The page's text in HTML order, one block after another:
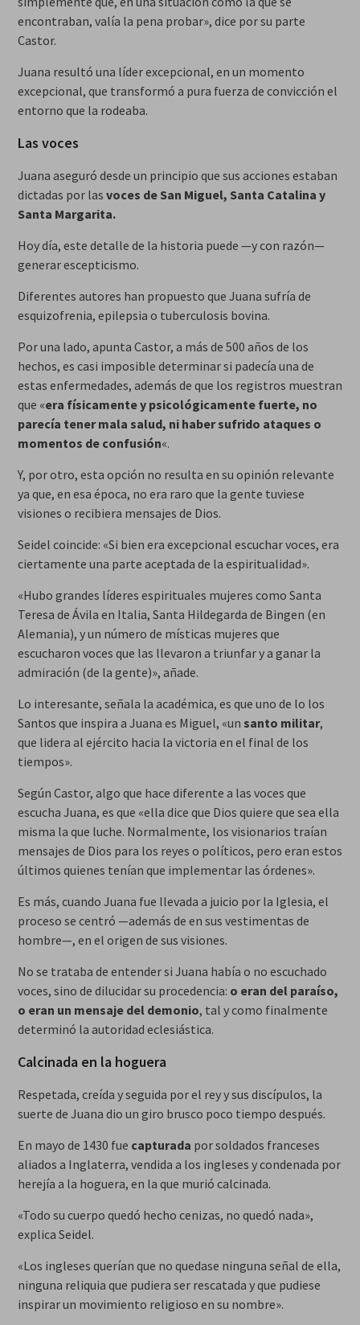
encontraban, valía la pena probar», dice por su parte
Castor.
Juana resultó una líder excepcional, en un momento
excepcional, que transformó a pura fuerza de convicción el
entorno que la rodeaba.
Las voces
Juana aseguró desde un principio que sus acciones estaban
dictadas por las voces de San Miguel, Santa Catalina y
Santa Margarita.
Hoy día, este detalle de la historia puede —y con razón—
generar escepticismo.
Diferentes autores han propuesto que Juana sufría de
esquizofrenia, epilepsia o tuberculosis bovina.
Por una lado, apunta Castor, a más de 500 años de los
hechos, es casi imposible determinar si padecía una de
estas enfermedades, además de que los registros muestran
que «era físicamente y psicológicamente fuerte, no
parecía tener mala salud, ni haber sufrido ataques o
momentos de confusión«.
Y, por otro, esta opción no resulta en su opinión relevante
ya que, en esa época, no era raro que la gente tuviese
visiones o recibiera mensajes de Dios.
Seidel coincide: «Si bien era excepcional escuchar voces, era
ciertamente una parte aceptada de la espiritualidad».
«Hubo grandes líderes espirituales mujeres como Santa
Teresa de Ávila en Italia, Santa Hildegarda de Bingen (en
Alemania), y un número de místicas mujeres que
escucharon voces que las llevaron a triunfar y a ganar la
admiración (de la gente)», añade.
Lo interesante, señala la académica, es que uno de lo los
Santos que inspira a Juana es Miguel, «un santo militar,
que lidera al ejército hacia la victoria en el final de los
tiempos».
Según Castor, algo que hace diferente a las voces que
escucha Juana, es que «ella dice que Dios quiere que sea ella
misma la que luche. Normalmente, los visionarios traían
mensajes de Dios para los reyes o políticos, pero eran estos
últimos quienes tenían que implementar las órdenes».
Es más, cuando Juana fue llevada a juicio por la Iglesia, el
proceso se centró —además de en sus vestimentas de
hombre—, en el origen de sus visiones.
No se trataba de entender si Juana había o no escuchado
voces, sino de dilucidar su procedencia: o eran del paraíso,
o eran un mensaje del demonio, tal y como finalmente
determinó la autoridad eclesiástica.
Calcinada en la hoguera
Respetada, creída y seguida por el rey y sus discípulos, la
suerte de Juana dio un giro brusco poco tiempo después.
En mayo de 1430 fue capturada por soldados franceses
aliados a Inglaterra, vendida a los ingleses y condenada por
herejía a la hoguera, en la que murió calcinada.
«Todo su cuerpo quedó hecho cenizas, no quedó nada»,
explica Seidel.
«Los ingleses querían que no quedase ninguna señal de ella,
ninguna reliquia que pudiera ser rescatada y que pudiese
inspirar un movimiento religioso en su nombre».